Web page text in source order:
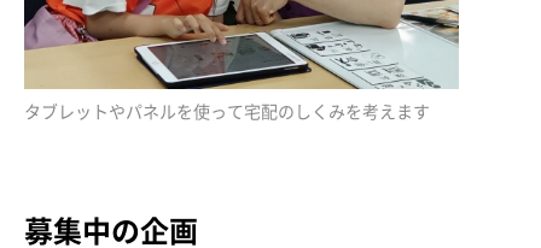
タブレットやパネルを使って宅配のしくみを考えます
募集中の企画